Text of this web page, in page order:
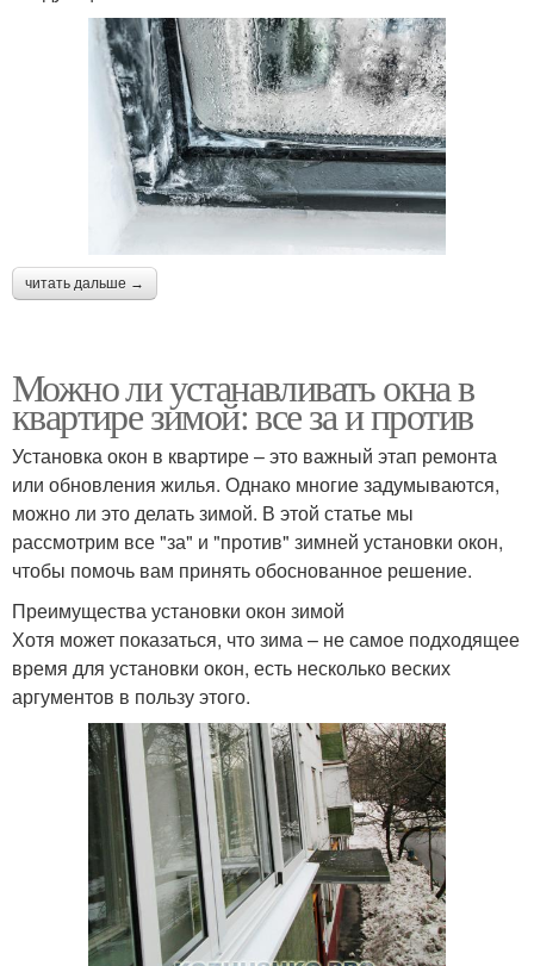
читать дальше →
Можно ли устанавливать окна в
квартире зимой: все за и против
Установка окон в квартире – это важный этап ремонта
или обновления жилья. Однако многие задумываются,
можно ли это делать зимой. В этой статье мы
рассмотрим все "за" и "против" зимней установки окон,
чтобы помочь вам принять обоснованное решение.
Преимущества установки окон зимой
Хотя может показаться, что зима – не самое подходящее
время для установки окон, есть несколько веских
аргументов в пользу этого.